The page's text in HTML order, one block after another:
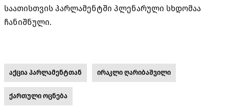
საათისთვის პარლამენტში პლენარული სხდომაა
ჩანიშნული.
აქცია პარლამენტთან ირაკლი ღარიბაშვილი
ქართული ოცნება